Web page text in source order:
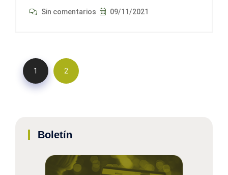
Sin comentarios 09/11/2021
1 2
Boletín